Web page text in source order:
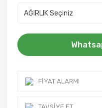
FIYAT ALARMI